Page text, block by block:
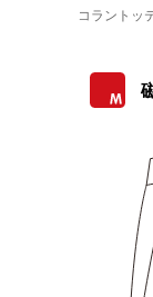
コラントッ